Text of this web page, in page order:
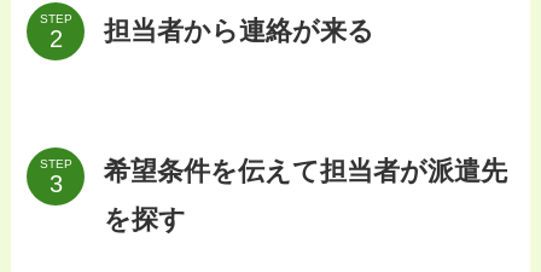
STEP 担当者から連絡が来る
STEP
希望条件を伝えて担当者が派遣先
を探す